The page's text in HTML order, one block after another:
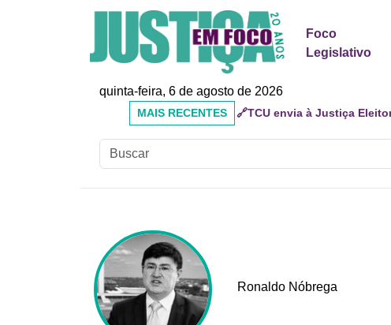
Foco
Legislativo
quinta-feira, 6 de agosto de 2026
MAIS
RECENTES
🔗Doutor Luizinho: Cadastro
Social
Ronaldo Nóbrega